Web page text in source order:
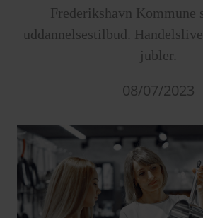
Frederikshavn Kommune
uddannelsestilbud.
jubler.
08/07/2023